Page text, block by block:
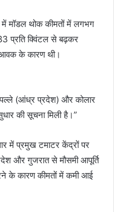
में मॉडल थोक कीमतों में लगभग
प्रति क्विंटल से बढ़कर
आवक के कारण थी।
(आंध्र प्रदेश) और कोलार
की सूचना मिली है।”
में प्रमुख टमाटर केंद्रों पर
और गुजरात से मौसमी आपूर्ति
के कारण कीमतों में कमी आई